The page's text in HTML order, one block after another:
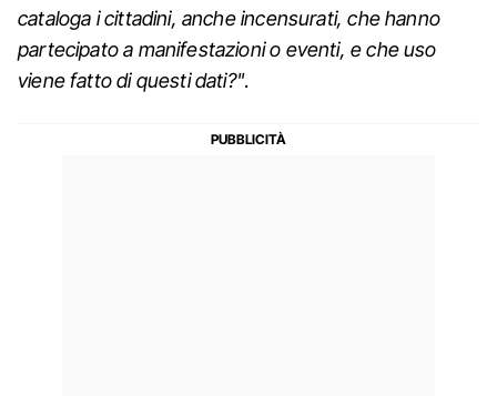
cataloga i cittadini, anche incensurati, che hanno
partecipato a manifestazioni o eventi, e che uso
viene fatto di questi dati?".